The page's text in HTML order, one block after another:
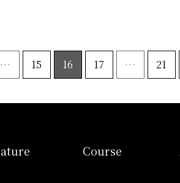
… 15 16 17 … 21
Course